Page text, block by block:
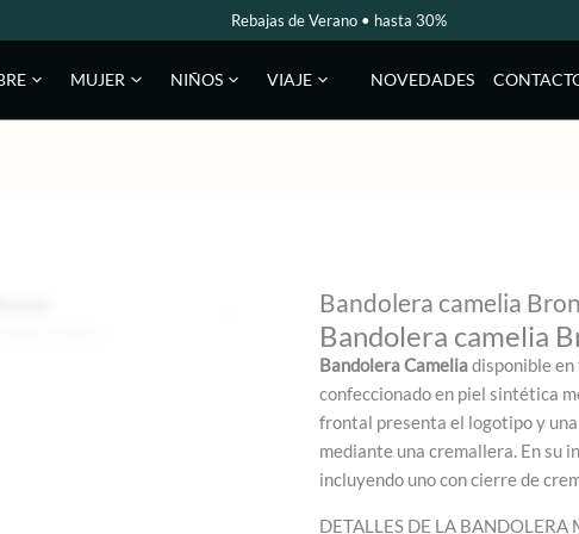
Rebajas de Verano • hasta 30%
MUJER NIÑOS VIAJE NOVEDADES
Bandolera camelia
Bandolera camelia
Bandolera Cameliadisponible en
confeccionado en piel sintética
frontal presenta el logotipo y
mediante una cremallera. En su
incluyendo uno con cierre de
DETALLES DE LA